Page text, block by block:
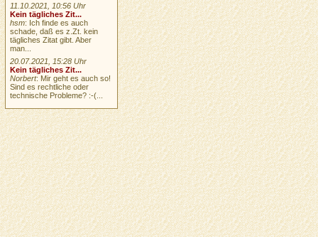
11.10.2021, 10:56 Uhr
Kein tägliches Zit...
hsm: Ich finde es auch
schade, daß es z.Zt. kein
tägliches Zitat gibt. Aber
man...
20.07.2021, 15:28 Uhr
Kein tägliches Zit...
Norbert: Mir geht es auch so!
Sind es rechtliche oder
technische Probleme? :-(...